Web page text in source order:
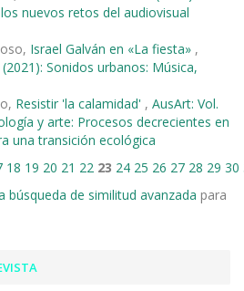
nuevos retos del audiovisual
Israel Galván en «La fiesta» ,
Sonidos urbanos: Música,
Resistir 'la calamidad' , AusArt: Vol.
y arte: Procesos decrecientes en
una transición ecológica
18 19 20 21 22 23 24 25 26 27 28 29 30
búsqueda de similitud avanzada para